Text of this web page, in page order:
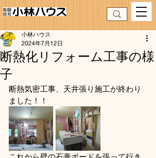
断熱化リフォーム工事の様
子
小林ハウス
2024年7月12日
断熱気密工事、天井張り施工が終わり
ました！！